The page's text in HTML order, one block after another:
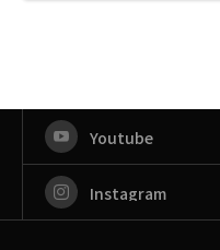
Youtube
Instagram